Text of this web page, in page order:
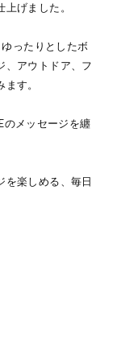
げました。
ったりとしたボ
、アウトドア、フ
す。
のメッセージを纏
を楽しめる、毎日